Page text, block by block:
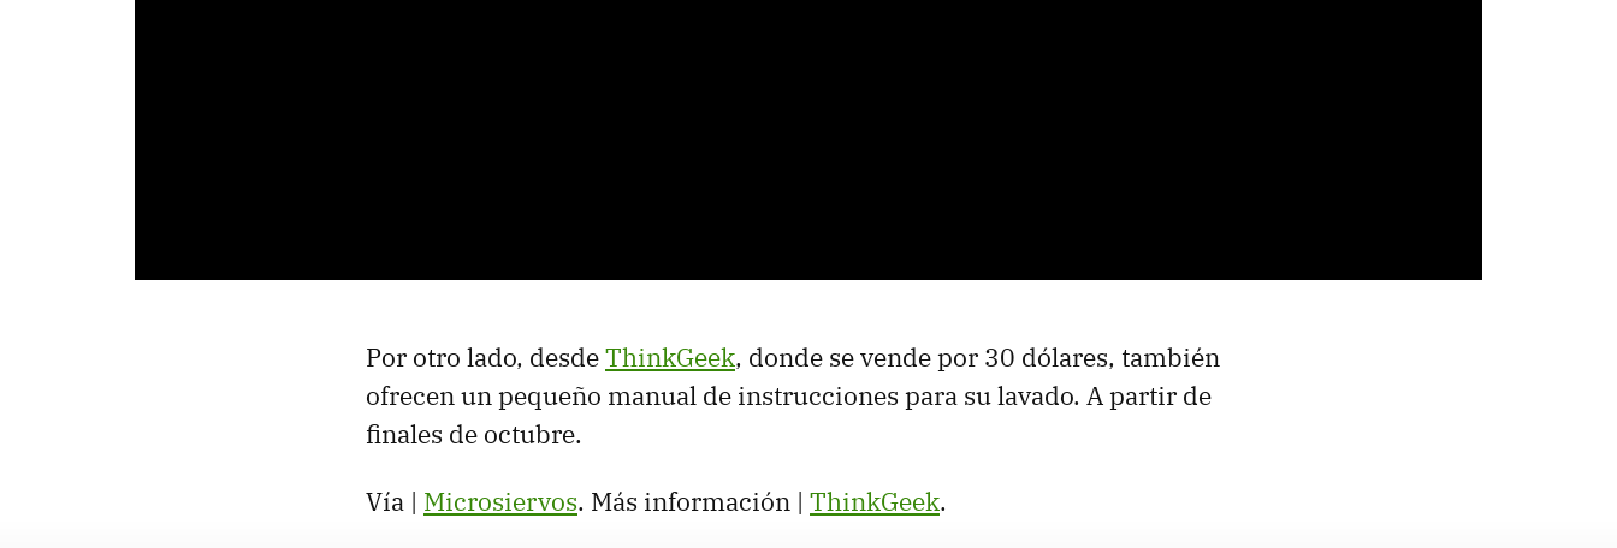
Por otro lado, desdeThinkGeek, donde se vende por 30 dólares, también
ofrecen un pequeño manual de instrucciones para su lavado. A partir de
finales de octubre.
Vía | Microsiervos. Más información | ThinkGeek.